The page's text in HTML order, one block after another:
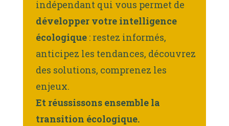
indépendant qui vous permet de
développer votre intelligence
écologique : restez informés,
anticipez les tendances, découvrez
des solutions, comprenez les
enjeux.
Et réussissons ensemble la
transition écologique.